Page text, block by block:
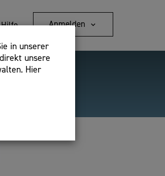
in unserer
unsere
Hier
Hilfe Anmelden